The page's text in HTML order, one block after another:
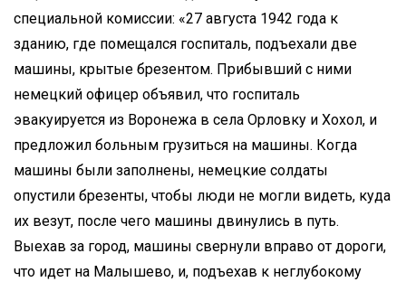
специальной комиссии: «27 августа 1942 года к
зданию, где помещался госпиталь, подъехали две
машины, крытые брезентом. Прибывший с ними
немецкий офицер объявил, что госпиталь
эвакуируется из Воронежа в села Орловку и Хохол, и
предложил больным грузиться на машины. Когда
машины были заполнены, немецкие солдаты
опустили брезенты, чтобы люди не могли видеть, куда
их везут, после чего машины двинулись в путь.
Выехав за город, машины свернули вправо от дороги,
что идет на Малышево, и, подъехав к неглубокому